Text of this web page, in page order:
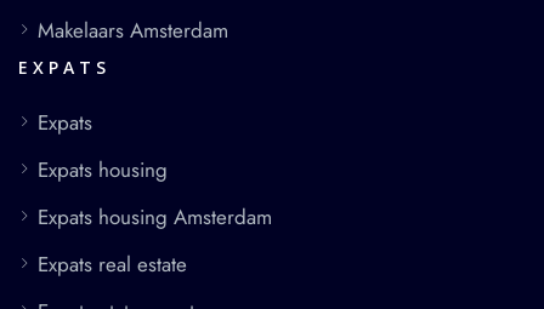
Makelaars Amsterdam
EXPATS
Expats
Expats housing
Expats housing Amsterdam
Expats real estate